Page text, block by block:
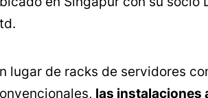
lugar de racks de servidores
las instalaciones